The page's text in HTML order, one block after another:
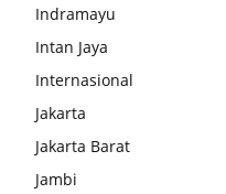
Indramayu
Intan Jaya
Internasional
Jakarta
Jakarta Barat
Jambi